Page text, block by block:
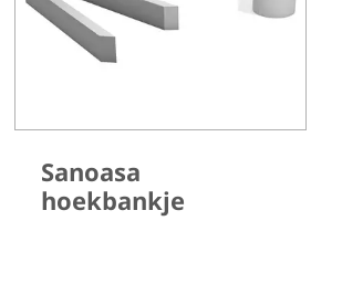
Sanoasa
hoekbankje